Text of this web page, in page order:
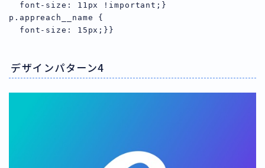
  font-size: 11px !important;}
p.appreach__name {
デザインパターン4